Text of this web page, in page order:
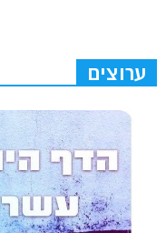
ערוצים